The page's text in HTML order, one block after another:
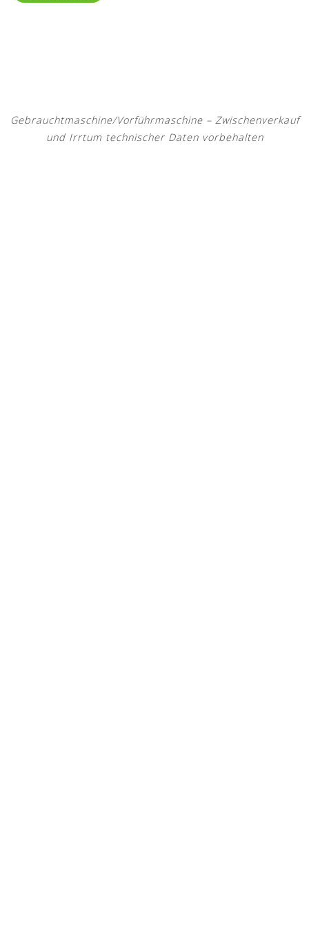
Gebrauchtmaschine/Vorführmaschine – Zwischenverkauf
und Irrtum technischer Daten vorbehalten